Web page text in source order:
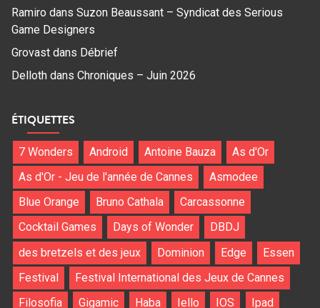
Ramiro dans Suzon Beaussant – Syndicat des Serious
Game Designers
Grovast dans Débrief
Delloth dans Chroniques – Juin 2026
ÉTIQUETTES
7 Wonders Android Antoine Bauza
As d'Or
As d'Or - Jeu de l'année de Cannes
Asmodee
Blue Orange
Bruno Cathala
Carcassonne
Cocktail Games
Days of Wonder
DBDJ
des bretzels et des jeux
Dominion Edge
Essen
Festival
Festival International des Jeux de Cannes
Filosofia
Gigamic Haba Iello IOS
Ipad